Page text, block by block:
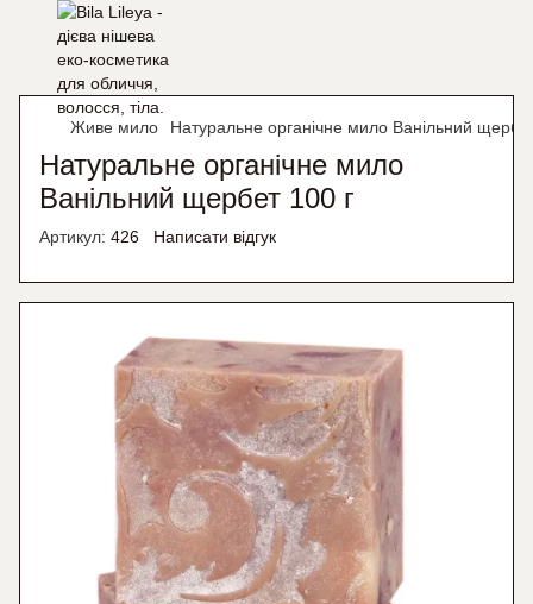
Живе мило Натуральне органічне мило Ванільний
Натуральне органічне мило
Ванільний щербет 100 г
Артикул: 426 Написати відгук